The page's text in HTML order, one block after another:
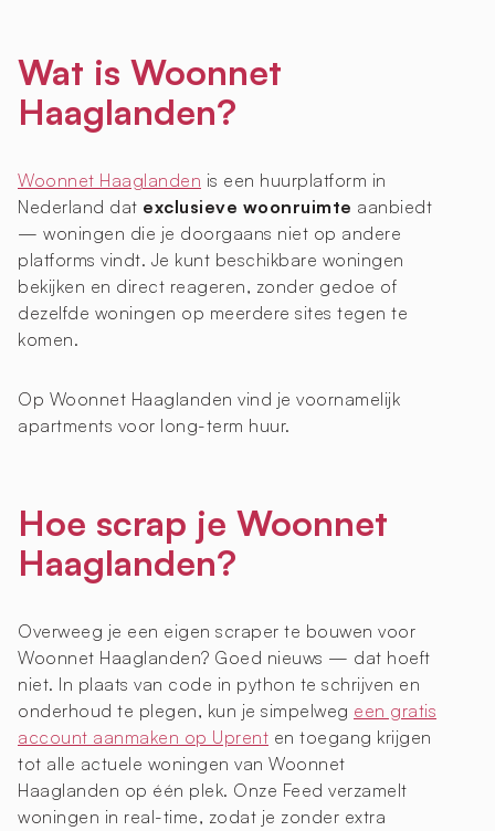
Wat is Woonnet
Haaglanden?
Woonnet Haaglanden is een huurplatform in
Nederland dat exclusieve woonruimte aanbiedt
— woningen die je doorgaans niet op andere
platforms vindt. Je kunt beschikbare woningen
bekijken en direct reageren, zonder gedoe of
dezelfde woningen op meerdere sites tegen te
komen.
Op Woonnet Haaglanden vind je voornamelijk
apartments voor long-term huur.
Hoe scrap je Woonnet
Haaglanden?
Overweeg je een eigen scraper te bouwen voor
Woonnet Haaglanden? Goed nieuws — dat hoeft
niet. In plaats van code in python te schrijven en
onderhoud te plegen, kun je simpelweg een gratis
account aanmaken op Uprent en toegang krijgen
tot alle actuele woningen van Woonnet
Haaglanden op één plek. Onze Feed verzamelt
woningen in real-time, zodat je zonder extra